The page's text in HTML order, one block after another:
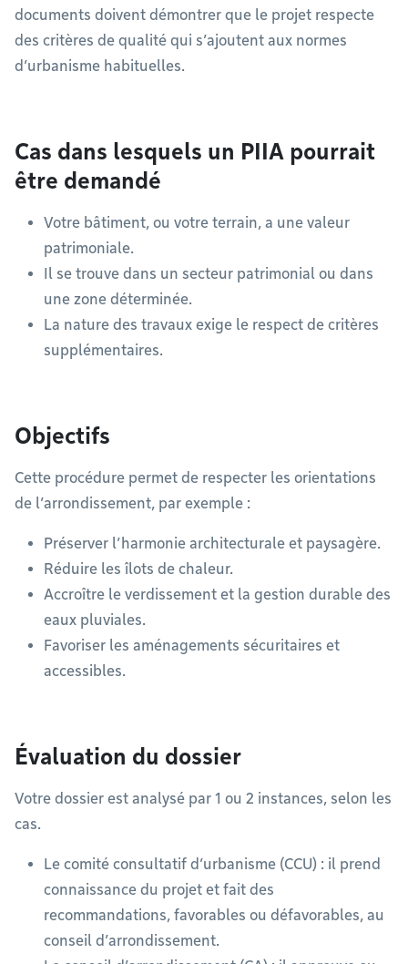
documents doivent démontrer que le projet respecte
des critères de qualité qui s’ajoutent aux normes
d’urbanisme habituelles.
Cas dans lesquels un PIIA pourrait
être demandé
Votre bâtiment, ou votre terrain, a une valeur
patrimoniale.
Il se trouve dans un secteur patrimonial ou dans
une zone déterminée.
La nature des travaux exige le respect de critères
supplémentaires.
Objectifs
Cette procédure permet de respecter les orientations
de l’arrondissement, par exemple :
Préserver l’harmonie architecturale et paysagère.
Réduire les îlots de chaleur.
Accroître le verdissement et la gestion durable des
eaux pluviales.
Favoriser les aménagements sécuritaires et
accessibles.
Évaluation du dossier
Votre dossier est analysé par 1 ou 2 instances, selon les
cas.
Le comité consultatif d’urbanisme (CCU) : il prend
connaissance du projet et fait des
recommandations, favorables ou défavorables, au
conseil d’arrondissement.